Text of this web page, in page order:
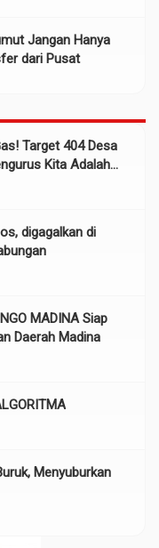
Jangan Hanya
dari Pusat
Target 404 Desa
Kita Adalah
digagalkan di
MADINA Siap
Daerah Madina
Menyuburkan